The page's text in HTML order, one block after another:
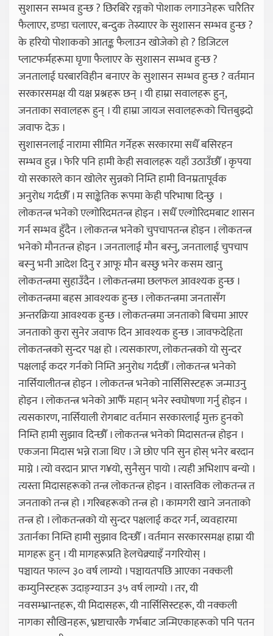
सुशासन सम्भव हुन्छ ? छिरबिरे रङ्गको पोशाक लगाउनेहरू चारैतिर
फैलाएर, डण्डा चलाएर, बन्दुक तेस्र्याएर के सुशासन सम्भव हुन्छ ?
के हरियो पोशाकको आतङ्क फैलाउन खोजेको हो ? डिजिटल
प्लाटफर्महरूमा घृणा फैलाएर के सुशासन सम्भव हुन्छ ?
जनतालाई घरबारविहीन बनाएर के सुशासन सम्भव हुन्छ ? वर्तमान
सरकारसमक्ष यी यक्ष प्रश्नहरू छन् । यी हाम्रा सवालहरू हुन्,
जनताका सवालहरू हुन् । यी हाम्रा जायज सवालहरूको चित्तबुझ्दो
जवाफ देऊ ।
सुशासनलाई नारामा सीमित गर्नेहरू सरकारमा सधैँ बसिरहन
सम्भव हुन्न । फेरि पनि हामी केही सवालहरू यहाँ उठाउँछौँ । कृपया
यो सरकारले कान खोलेर सुन्नको निम्ति हामी विनम्रतापूर्वक
अनुरोध गर्दछौँ । म साङ्केतिक रूपमा केही परिभाषा दिन्छु ।
लोकतन्त्र भनेको एल्गोरिदमतन्त्र होइन । सधैँ एल्गोरिदमबाट शासन
गर्न सम्भव हुँदैन । लोकतन्त्र भनेको चुपचापतन्त्र होइन । लोकतन्त्र
भनेको मौनतन्त्र होइन । जनतालाई मौन बस्नु, जनतालाई चुपचाप
बस्नु भनी आदेश दिनु र आफू मौन बस्छु भनेर कसम खानु
लोकतन्त्रमा सुहाउँदैन । लोकतन्त्रमा छलफल आवश्यक हुन्छ ।
लोकतन्त्रमा बहस आवश्यक हुन्छ । लोकतन्त्रमा जनतासँग
अन्तरक्रिया आवश्यक हुन्छ । लोकतन्त्रमा जनताको बिचमा आएर
जनताको कुरा सुनेर जवाफ दिन आवश्यक हुन्छ । जावफदेहिता
लोकतन्त्रको सुन्दर पक्ष हो । त्यसकारण, लोकतन्त्रको यो सुन्दर
पक्षलाई कदर गर्नको निम्ति अनुरोध गर्दछौँ । लोकतन्त्र भनेको
नार्सियालीतन्त्र होइन । लोकतन्त्र भनेको नार्सिसिस्टहरू जन्माउनु
होइन । लोकतन्त्र भनेको आफैँ महान् भनेर स्वघोषणा गर्नु होइन ।
त्यसकारण, नार्सियाली रोगबाट वर्तमान सरकारलाई मुक्त हुनको
निम्ति हामी सुझाव दिन्छौँ । लोकतन्त्र भनेको मिदासतन्त्र होइन ।
एकजना मिदास भन्ने राजा थिए । जे छोए पनि सुन होस् भनेर बरदान
माग्ने । त्यो वरदान प्राप्त ग¥यो, सुनैसुन पायो । त्यही अभिशाप बन्यो ।
त्यस्ता मिदासहरूको तन्त्र लोकतन्त्र होइन । वास्तविक लोकतन्त्र त
जनताको तन्त्र हो । गरिबहरूको तन्त्र हो । कामगरी खाने जनताको
तन्त्र हो । लोकतन्त्रको यो सुन्दर पक्षलाई कदर गर्न, व्यवहारमा
उतार्नका निम्ति हामी सुझाव दिन्छौँ । वर्तमान सरकारसमक्ष हाम्रा यी
मागहरू हुन् । यी मागहरूप्रति हेलचेक्र्याइँ नगरियोस् ।
पञ्चायत फाल्न ३० वर्ष लाग्यो । पञ्चायतपछि आएका नक्कली
कम्युनिस्टहरू उदाङ्ग्याउन ३५ वर्ष लाग्यो । तर, यी
नवसम्भ्रान्तहरू, यी मिदासहरू, यी नार्सिसिस्टहरू, यी नक्कली
नागका सौखिनहरू, भ्रष्टाचारकै गर्भबाट जन्मिएकाहरूको पनि पतन